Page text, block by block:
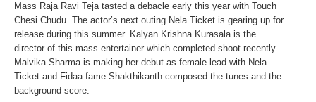
Mass Raja Ravi Teja tasted a debacle early this year with Touch
Chesi Chudu. The actor’s next outing Nela Ticket is gearing up for
release during this summer. Kalyan Krishna Kurasala is the
director of this mass entertainer which completed shoot recently.
Malvika Sharma is making her debut as female lead with Nela
Ticket and Fidaa fame Shakthikanth composed the tunes and the
background score.